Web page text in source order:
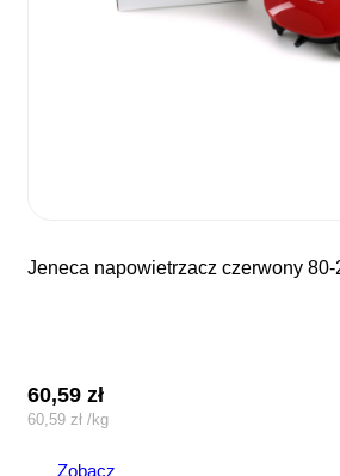
jeneca napowietrzacz czerwony 80-
60,59zł
60,59zł /kg
Zobacz